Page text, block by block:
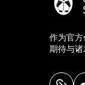
作为官方
期待与诸